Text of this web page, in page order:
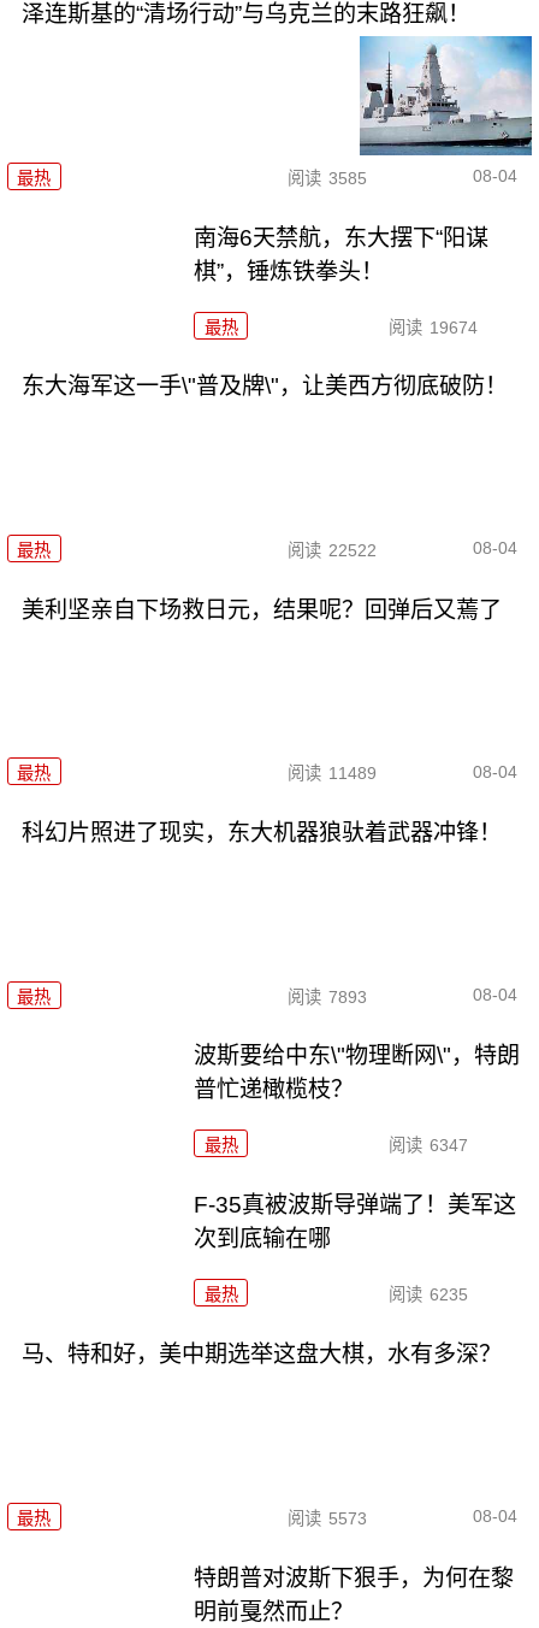
泽连斯基的“清场行动”与乌克兰的末路狂飙！
最热 阅读 3585 08-04
南海6天禁航，东大摆下“阳谋
棋”，锤炼铁拳头！
最热 阅读 19674
东大海军这一手\"普及牌\"，让美西方彻底破防！
最热 阅读 22522 08-04
美利坚亲自下场救日元，结果呢？回弹后又蔫了
最热 阅读 11489 08-04
科幻片照进了现实，东大机器狼驮着武器冲锋！
最热 阅读 7893 08-04
波斯要给中东\"物理断网\"，特朗
普忙递橄榄枝？
最热 阅读 6347
F-35真被波斯导弹端了！美军这
次到底输在哪
最热 阅读 6235
马、特和好，美中期选举这盘大棋，水有多深？
最热 阅读 5573 08-04
特朗普对波斯下狠手，为何在黎
明前戛然而止？